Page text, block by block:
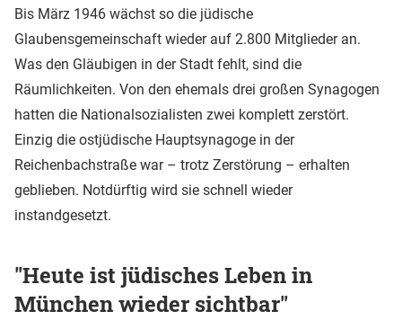
Bis März 1946 wächst so die jüdische
Glaubensgemeinschaft wieder auf 2.800 Mitglieder an.
Was den Gläubigen in der Stadt fehlt, sind die
Räumlichkeiten. Von den ehemals drei großen Synagogen
hatten die Nationalsozialisten zwei komplett zerstört.
Einzig die ostjüdische Hauptsynagoge in der
Reichenbachstraße war – trotz Zerstörung – erhalten
geblieben. Notdürftig wird sie schnell wieder
instandgesetzt.
"Heute ist jüdisches Leben in
München wieder sichtbar"